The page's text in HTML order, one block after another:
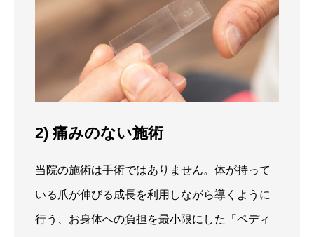
2) 痛みのない施術
当院の施術は手術ではありません。体が持って
いる爪が伸びる成長を利用しながら導くように
行う、お身体への負担を最小限にした「ペディ